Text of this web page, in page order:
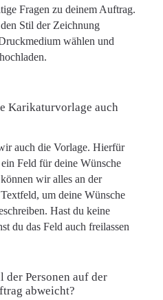
Fragen zu deinem Auftrag.
Stil der Zeichnung
wählen und
Karikaturvorlage auch
auch die Vorlage. Hierfür
Feld für deine Wünsche
wir alles an der
um deine Wünsche
Hast du keine
du das Feld auch freilassen
der Personen auf der
abweicht?